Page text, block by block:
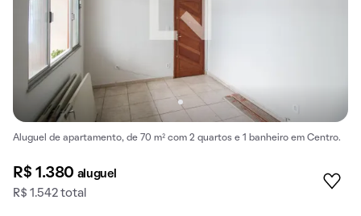
Aluguel de apartamento, de 70 m² com 2 quartos e 1 banheiro em Centro.
R$ 1.380 aluguel
R$ 1.542 total